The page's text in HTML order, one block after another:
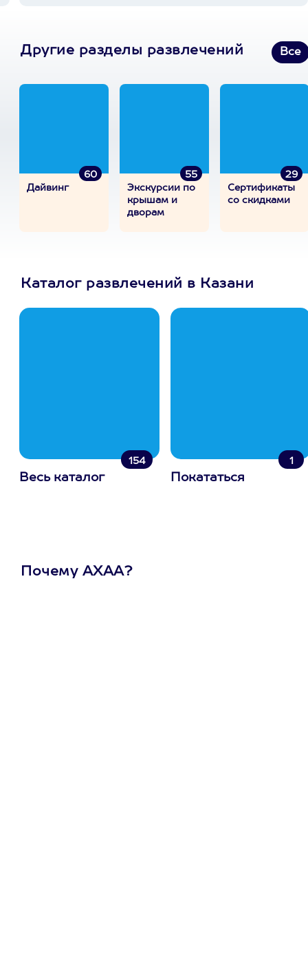
Другие разделы развлечений Все
60
Дайвинг
55
Экскурсии по
крышам и
дворам
29
Сертификаты
со скидками
Каталог развлечений в Казани
154
Весь каталог
1
Покататься
Почему АХАА?